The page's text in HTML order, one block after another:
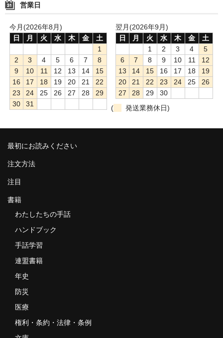
営業日
今月(2026年8月)
日
月 火 水 木 金
土
1
2
3 4 5 6 7
8
9
10 11 12 13 14
15
16
17 18 19 20 21
22
23
24 25 26 27 28
29
30
31
翌月(2026年9月)
日
月 火 水 木 金
土
1
2 3 4
5
6
7 8 9 10 11
12
13
14 15 16 17 18
19
20
21 22 23 24 25
26
27
28 29
30
(
発送業務休日)
最初にお読みください
注文方法
注目
書籍
わたしたちの手話
ハンドブック
手話学習
連盟書籍
年史
防災
医療
権利・条約・法律・条例